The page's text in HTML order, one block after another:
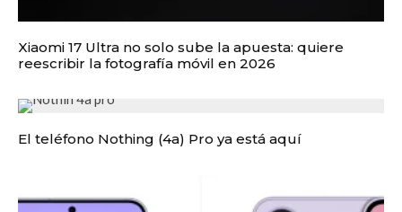
Xiaomi 17 Ultra no solo sube la apuesta: quiere
reescribir la fotografía móvil en 2026
El teléfono Nothing (4a) Pro ya está aquí